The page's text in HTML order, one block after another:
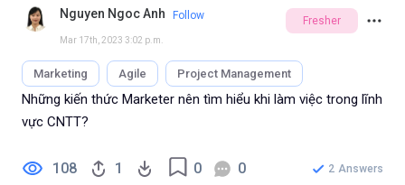
Nguyen Ngoc Anh Follow
Mar 17th, 2023 3:02 p.m.
Fresher
Marketing Agile Project Management
Những kiến thức Marketer nên tìm hiểu khi làm việc trong lĩnh
vực CNTT?
108 1 0 0 2 Answers